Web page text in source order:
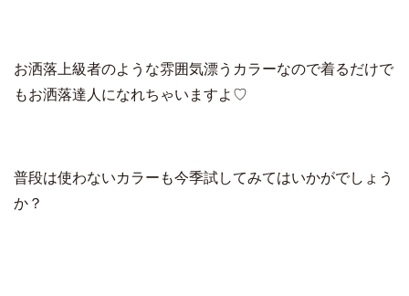
お洒落上級者のような雰囲気漂うカラーなので着るだけで
もお洒落達人になれちゃいますよ♡
普段は使わないカラーも今季試してみてはいかがでしょう
か？